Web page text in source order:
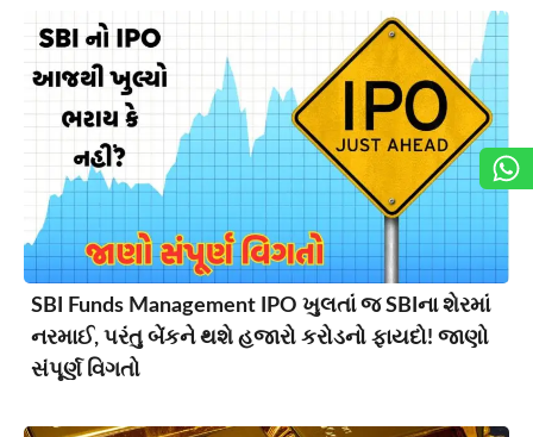
SBI Funds Management IPO ખુલતાં જ SBIના શેરમાં
નરમાઈ, પરંતુ બેંકને થશે હજારો કરોડનો ફાયદો! જાણો
સંપૂર્ણ વિગતો